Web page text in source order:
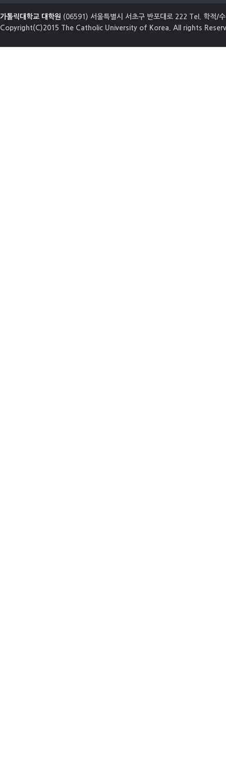
가톨릭대학교 대학원 (06591) 서울특별시 서초구 반포대로 222 Tel. 학적/
Copyright(C)2015 The Catholic University of Korea. All rights